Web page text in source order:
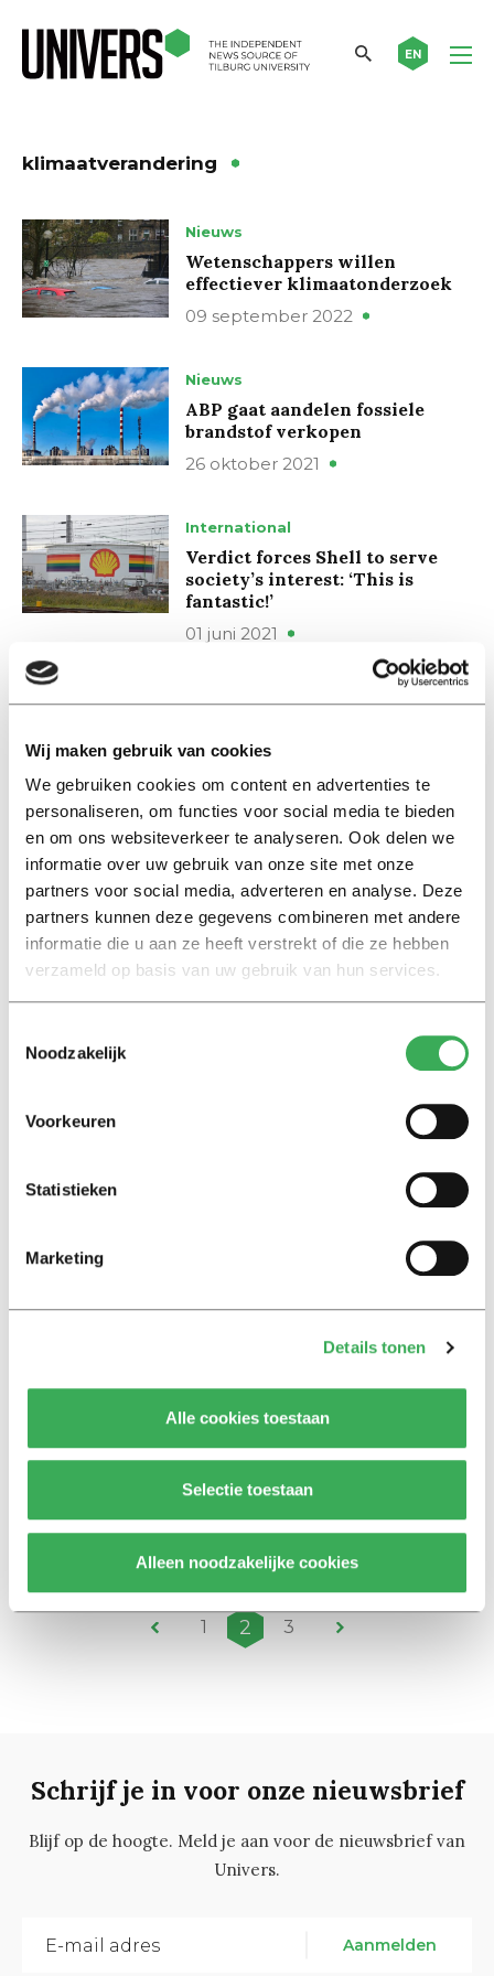
Wij maken gebruik van cookies
We gebruiken cookies om content en advertenties te
personaliseren, om functies voor social media te bieden
en om ons websiteverkeer te analyseren. Ook delen we
informatie over uw gebruik van onze site met onze
partners voor social media, adverteren en analyse. Deze
partners kunnen deze gegevens combineren met andere
informatie die u aan ze heeft verstrekt of die ze hebben
verzameld op basis van uw gebruik van hun services.
Noodzakelijk
Voorkeuren
Statistieken
Marketing
Details tonen
Alle cookies toestaan
Selectie toestaan
Alleen noodzakelijke cookies
EN
klimaatverandering
Nieuws
Wetenschappers willen
effectiever klimaatonderzoek
09 september 2022
Nieuws
ABP gaat aandelen fossiele
brandstof verkopen
26 oktober 2021
International
Verdict forces Shell to serve
society’s interest: ‘This is
fantastic!’
01 juni 2021
maatschappelijk belang te
27 mei 2021
Nieuws
Wetenschappers gaan
protesteren voor klimaat
10 maart 2020
Een wit konijn in de sneeuw
Actiegroep wil dat universiteit
Shell en ExxonMobil van de
De burger kan het
07 maart 2019
Wetenschappers willen minder
vliegen om klimaat te redden
07 februari 2019
1 2 3
Schrijf je in voor onze nieuwsbrief
Blijf op de hoogte. Meld je aan voor de nieuwsbrief van
Univers.
Aanmelden